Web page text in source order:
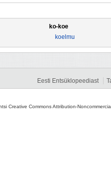
ko-koe
koelmu
Eesti Entsüklopeediast
Creative Commons Attribution-